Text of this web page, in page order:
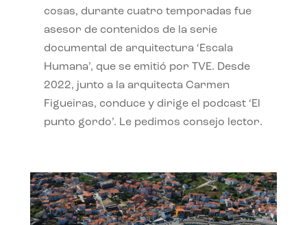
cosas, durante cuatro temporadas fue
asesor de contenidos de la serie
documental de arquitectura ‘Escala
Humana’, que se emitió por TVE. Desde
2022, junto a la arquitecta Carmen
Figueiras, conduce y dirige el podcast ‘El
punto gordo’. Le pedimos consejo lector.